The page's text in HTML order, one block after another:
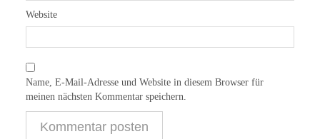
Website
Name, E-Mail-Adresse und Website in diesem Browser für
meinen nächsten Kommentar speichern.